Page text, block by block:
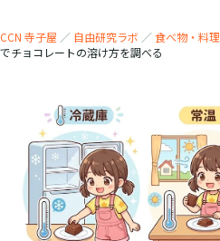
CCN 寺子屋 ／ 自由研究ラボ ／食べ物・料理
でチョコレートの溶け方を調べる